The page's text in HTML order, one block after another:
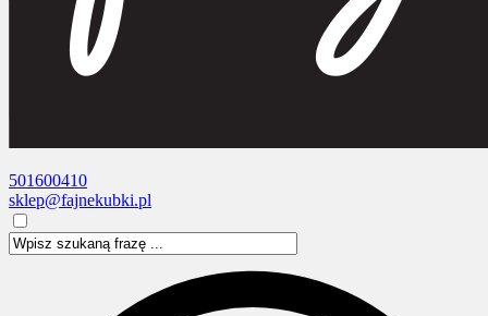
501600410
sklep@fajnekubki.pl